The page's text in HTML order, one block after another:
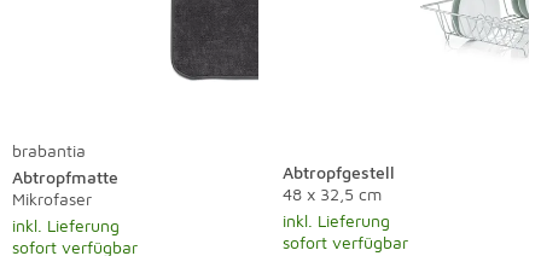
brabantia
Abtropfmatte
Mikrofaser
inkl. Lieferung
sofort verfügbar
Abtropfgestell
48 x 32,5 cm
inkl. Lieferung
sofort verfügbar